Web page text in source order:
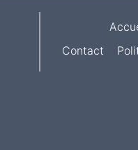
Contact